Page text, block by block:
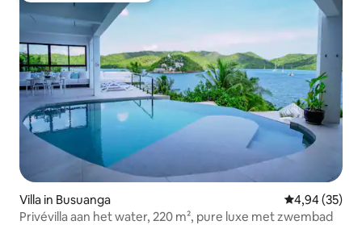
Villa in Busuanga Gemiddelde
4,94 (35)
Privévilla aan het water, 220 m², pure luxe met zwembad